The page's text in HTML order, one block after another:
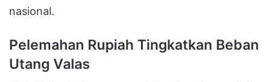
nasional.
Pelemahan Rupiah Tingkatkan Beban
Utang Valas